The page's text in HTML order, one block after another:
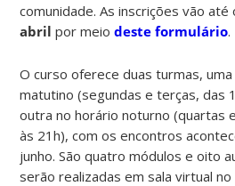
comunidade. As inscrições vão até
abril por meiodeste formulário.
O curso oferece duas turmas,
matutino (segundas e terças, das
outra no horário noturno (quartas
às 21h), com os encontros
junho. São quatro módulos e oito
serão realizadas em sala virtual